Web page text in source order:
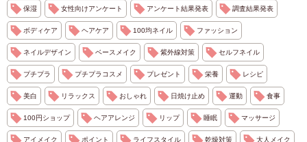
保湿 女性向けアンケート アンケート結果発表 調査結果発表
ボディケア ヘアケア 100均ネイル ファッション
ネイルデザイン ベースメイク 紫外線対策 セルフネイル
プチプラ プチプラコスメ プレゼント 栄養 レシピ
美白 リラックス おしゃれ 日焼け止め 運動 食事
100円ショップ ヘアアレンジ リップ 睡眠 マッサージ
アイメイク ポイント ライフスタイル 乾燥対策 大人メイク